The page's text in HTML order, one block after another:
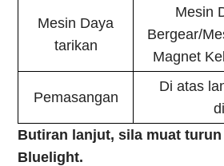
Mesin Daya
tarikan
Mesin
Bergear/
Magnet
Pemasangan
Di atas
Butiran lanjut, sila muat
Bluelight.